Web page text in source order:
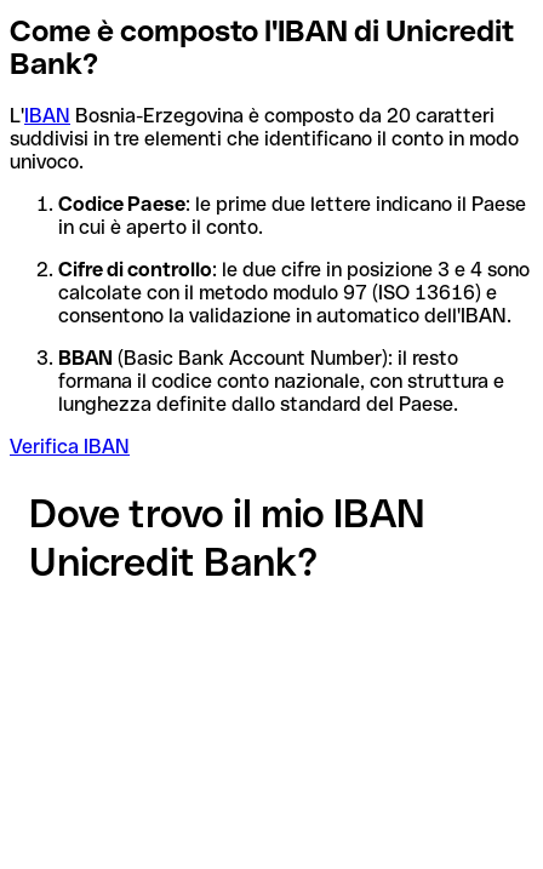
Come è composto l'IBAN di Unicredit
Bank?
L'IBAN Bosnia-Erzegovina è composto da 20 caratteri
suddivisi in tre elementi che identificano il conto in modo
univoco.
Codice Paese: le prime due lettere indicano il Paese
in cui è aperto il conto.
Cifre di controllo: le due cifre in posizione 3 e 4 sono
calcolate con il metodo modulo 97 (ISO 13616) e
consentono la validazione in automatico dell'IBAN.
BBAN (Basic Bank Account Number): il resto
formana il codice conto nazionale, con struttura e
lunghezza definite dallo standard del Paese.
Verifica IBAN
Dove trovo il mio IBAN
Unicredit Bank?